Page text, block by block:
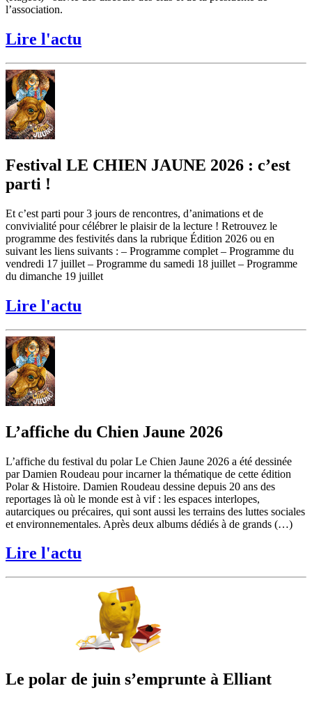
l’association.
Lire l'actu
Festival LE CHIEN JAUNE 2026 : c’est
parti !
Et c’est parti pour 3 jours de rencontres, d’animations et de
convivialité pour célébrer le plaisir de la lecture ! Retrouvez le
programme des festivités dans la rubrique Édition 2026 ou en
suivant les liens suivants : – Programme complet – Programme du
vendredi 17 juillet – Programme du samedi 18 juillet – Programme
du dimanche 19 juillet
Lire l'actu
L’affiche du Chien Jaune 2026
L’affiche du festival du polar Le Chien Jaune 2026 a été dessinée
par Damien Roudeau pour incarner la thématique de cette édition
Polar & Histoire. Damien Roudeau dessine depuis 20 ans des
reportages là où le monde est à vif : les espaces interlopes,
autarciques ou précaires, qui sont aussi les terrains des luttes sociales
et environnementales. Après deux albums dédiés à de grands (…)
Lire l'actu
Le polar de juin s’emprunte à Elliant